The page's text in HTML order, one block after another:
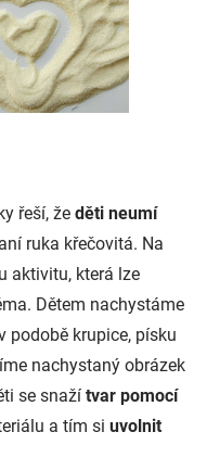
řeší, že děti neumí
ruka křečovitá. Na
aktivitu, která lze
Dětem nachystáme
podobě krupice, písku
nachystaný obrázek
se snaží tvar pomocí
a tím si uvolnit